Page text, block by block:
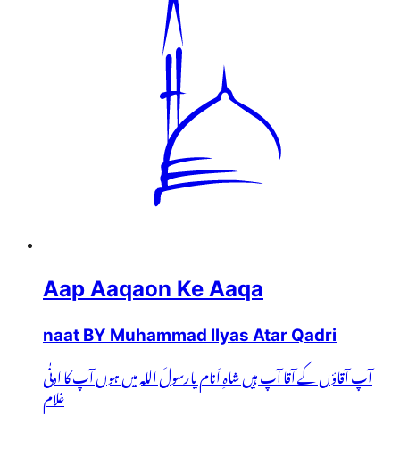
Aap Aaqaon Ke Aaqa
naat BY Muhammad Ilyas Atar Qadri
آپ آقاؤں کے آقا آپ ہیں شاہِ اَنام یارسولَ اللہ میں ہوں آپ کا ادنٰی
غلام